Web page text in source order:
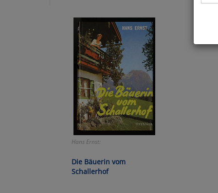
Hans Ernst:
Die Bäuerin vom
Schallerhof